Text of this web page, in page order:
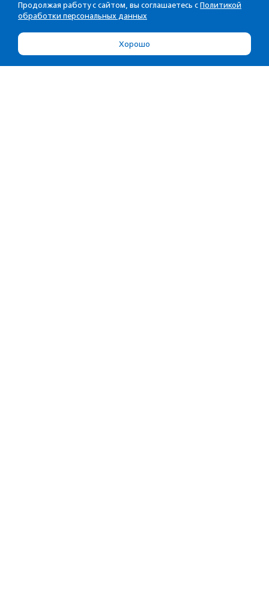
Продолжая работу с сайтом, вы соглашаетесь с Политикой
обработки персональных данных
Хорошо